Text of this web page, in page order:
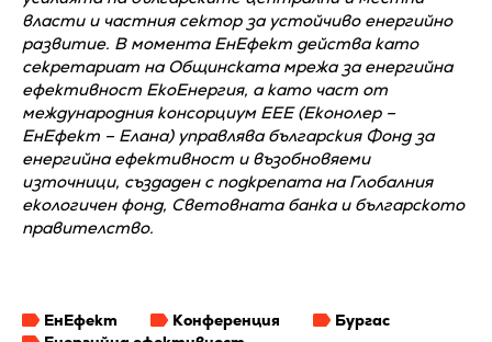
власти и частния сектор за устойчиво енергийно
развитие. В момента ЕнЕфект действа като
секретариат на Общинската мрежа за енергийна
ефективност ЕкоЕнергия, а като част от
международния консорциум EEE (Еконолер –
ЕнЕфект – Елана) управлява българския Фонд за
енергийна ефективност и възобновяеми
източници, създаден с подкрепата на Глобалния
екологичен фонд, Световната банка и българското
правителство.
ЕнЕфект Конференция
Бургас